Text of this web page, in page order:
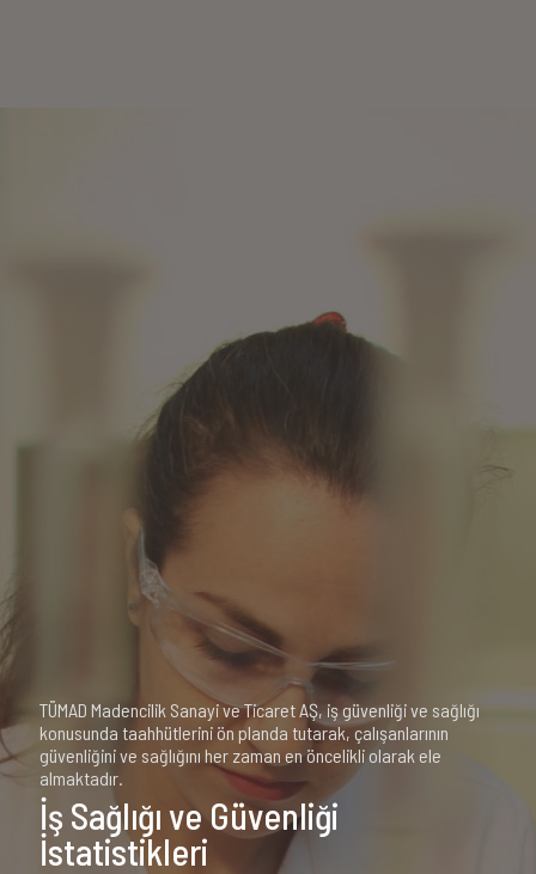
TÜMAD Madencilik Sanayi ve Ticaret AŞ, iş güvenliği ve sağlığı
konusunda taahhütlerini ön planda tutarak, çalışanlarının
güvenliğini ve sağlığını her zaman en öncelikli olarak ele
almaktadır.
İş Sağlığı ve Güvenliği
İstatistikleri